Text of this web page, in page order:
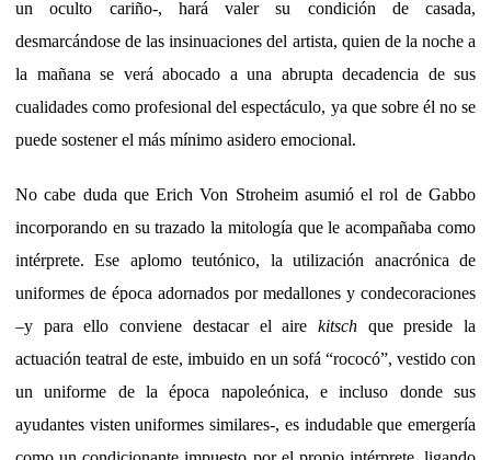
un oculto cariño-, hará valer su condición de casada,
desmarcándose de las insinuaciones del artista, quien de la noche a
la mañana se verá abocado a una abrupta decadencia de sus
cualidades como profesional del espectáculo, ya que sobre él no se
puede sostener el más mínimo asidero emocional.
No cabe duda que Erich Von Stroheim asumió el rol de Gabbo
incorporando en su trazado la mitología que le acompañaba como
intérprete. Ese aplomo teutónico, la utilización anacrónica de
uniformes de época adornados por medallones y condecoraciones
–y para ello conviene destacar el aire kitschque preside la
actuación teatral de este, imbuido en un sofá “rococó”, vestido con
un uniforme de la época napoleónica, e incluso donde sus
ayudantes visten uniformes similares-, es indudable que emergería